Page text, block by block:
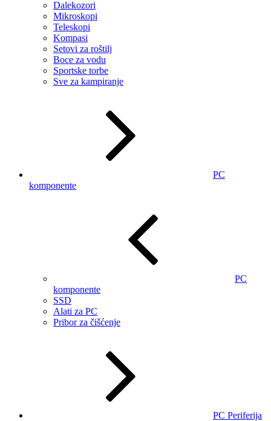
Dalekozori
Mikroskopi
Teleskopi
Kompasi
Setovi za roštilj
Boce za vodu
Sportske torbe
Sve za kampiranje
PC
komponente
PC
komponente
SSD
Alati za PC
Pribor za čišćenje
PC Periferija